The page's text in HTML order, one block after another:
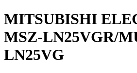
MITSUBISHI
MSZ-LN25VGR/
LN25VG